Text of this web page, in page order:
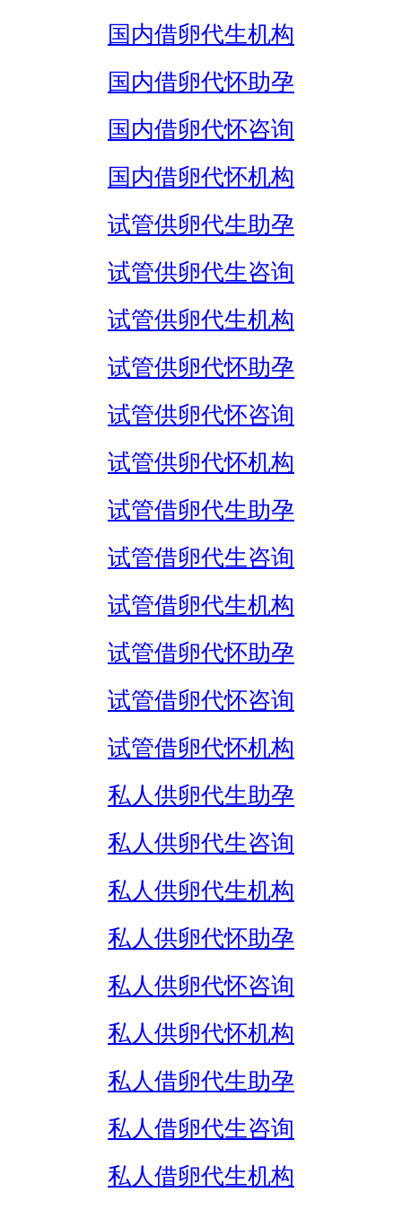
国内借卵代生机构
国内借卵代怀助孕
国内借卵代怀咨询
国内借卵代怀机构
试管供卵代生助孕
试管供卵代生咨询
试管供卵代生机构
试管供卵代怀助孕
试管供卵代怀咨询
试管供卵代怀机构
试管借卵代生助孕
试管借卵代生咨询
试管借卵代生机构
试管借卵代怀助孕
试管借卵代怀咨询
试管借卵代怀机构
私人供卵代生助孕
私人供卵代生咨询
私人供卵代生机构
私人供卵代怀助孕
私人供卵代怀咨询
私人供卵代怀机构
私人借卵代生助孕
私人借卵代生咨询
私人借卵代生机构